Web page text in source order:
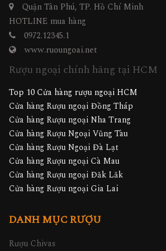
Quận Tân Phú, TP. Hồ Chí Minh
HOTLINE mua hàng
0972.12345.1
www.ruoungoai.net
Rượu ngoại chính hãng tại HCM
Top 10 Cửa hàng rượu ngoại HCM
Cửa hàng Rượu ngoại Đồng Tháp
Cửa hàng Rượu ngoại Nha Trang
Cửa hàng Rượu Ngoại Vũng Tàu
Cửa hàng Rượu Ngoại Đà Lạt
Cửa hàng Rượu ngoại Cà Mau
Cửa hàng Rượu ngoại Đăk Lăk
Cửa hàng Rượu ngoại Gia Lai
DANH MỤC RƯỢU
Rượu Chivas